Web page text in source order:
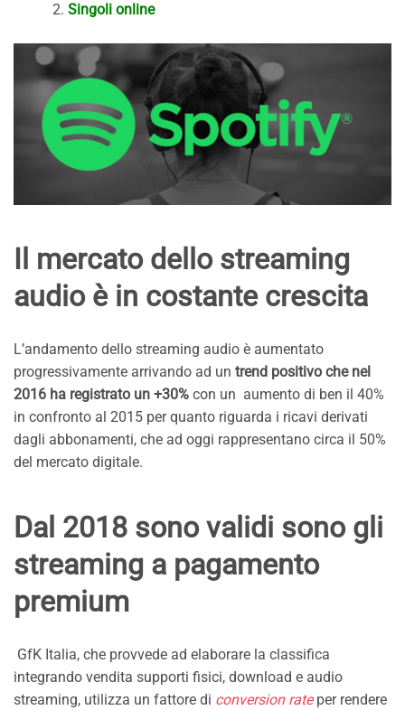
Singoli online
Il mercato dello streaming
audio è in costante crescita
L’andamento dello streaming audio è aumentato
progressivamente arrivando ad un trend positivo che nel
2016 ha registrato un +30% con un aumento di ben il 40%
in confronto al 2015 per quanto riguarda i ricavi derivati
dagli abbonamenti, che ad oggi rappresentano circa il 50%
del mercato digitale.
Dal 2018 sono validi sono gli
streaming a pagamento
premium
GfK Italia, che provvede ad elaborare la classifica
integrando vendita supporti fisici, download e audio
streaming, utilizza un fattore di conversion rateper rendere